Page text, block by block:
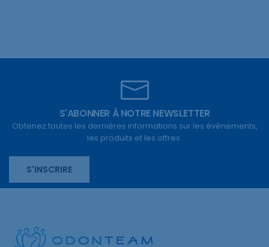
S'ABONNER À NOTRE NEWSLETTER
Obtenez toutes les dernières informations sur les événements,
les produits et les offres.
S'INSCRIRE